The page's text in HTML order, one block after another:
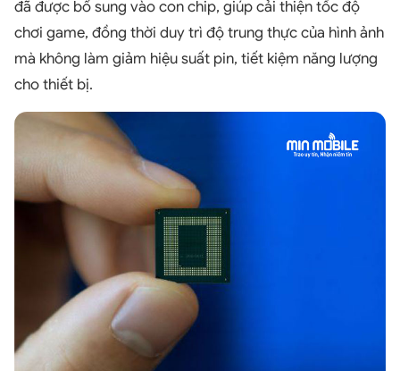
đã được bổ sung vào con chip, giúp cải thiện tốc độ
chơi game, đồng thời duy trì độ trung thực của hình ảnh
mà không làm giảm hiệu suất pin, tiết kiệm năng lượng
cho thiết bị.